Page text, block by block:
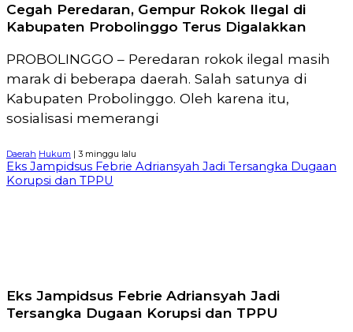
Cegah Peredaran, Gempur Rokok Ilegal di
Kabupaten Probolinggo Terus Digalakkan
PROBOLINGGO – Peredaran rokok ilegal masih
marak di beberapa daerah. Salah satunya di
Kabupaten Probolinggo. Oleh karena itu,
sosialisasi memerangi
Daerah Hukum | 3 minggu lalu
Eks Jampidsus Febrie Adriansyah Jadi Tersangka Dugaan
Korupsi dan TPPU
Eks Jampidsus Febrie Adriansyah Jadi
Tersangka Dugaan Korupsi dan TPPU